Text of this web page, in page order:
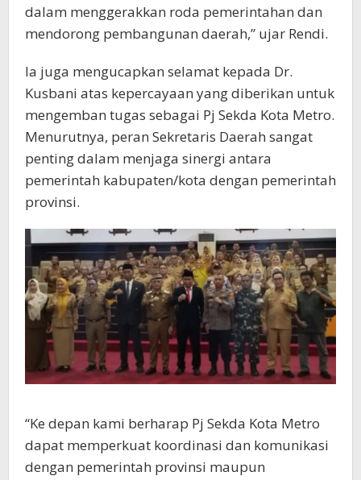
dalam menggerakkan roda pemerintahan dan
mendorong pembangunan daerah,” ujar Rendi.
Ia juga mengucapkan selamat kepada Dr.
Kusbani atas kepercayaan yang diberikan untuk
mengemban tugas sebagai Pj Sekda Kota Metro.
Menurutnya, peran Sekretaris Daerah sangat
penting dalam menjaga sinergi antara
pemerintah kabupaten/kota dengan pemerintah
provinsi.
“Ke depan kami berharap Pj Sekda Kota Metro
dapat memperkuat koordinasi dan komunikasi
dengan pemerintah provinsi maupun